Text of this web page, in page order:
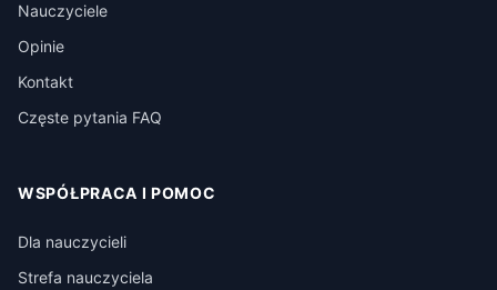
Nauczyciele
Opinie
Kontakt
Częste pytania FAQ
WSPÓŁPRACA I POMOC
Dla nauczycieli
Strefa nauczyciela